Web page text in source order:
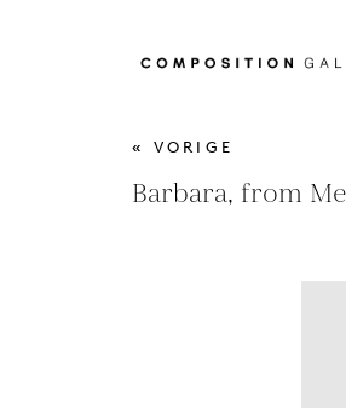
« VORIGE
Barbara, from